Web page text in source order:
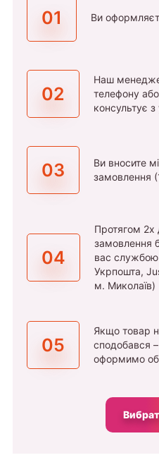
01 Ви
02
Наш
телефону
консультує з
03
Ви вносите
замовлення
04
Протягом 2х
замовлення
вас
Укрпошта,
м. Миколаїв)
05
Якщо товар
сподобався
оформимо